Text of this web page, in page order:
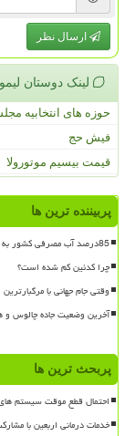
ارسال نظر
لینک دوستان
حوزه های انتخابیه
فیش حج
قیمت بیسیم موتورولا
پربیننده ترین ها
85درصد آب مصرفی کشور به بخش کشاورزی اختصاص دارد، آن هم با قیمت خیلی پایین
چرا کدئین کم شده است؟
وقتی جام جهانی با
آخرین وضعیت جاده چالوس و هراز،
پربحث ترین ها
احتمال قطع موقت سیستم های
خدمات درمانی اربعین با